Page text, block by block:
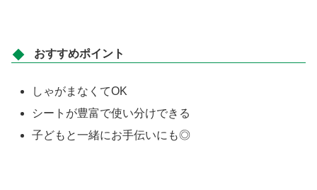
おすすめポイント
しゃがまなくてOK
シートが豊富で使い分けできる
子どもと一緒にお手伝いにも◎